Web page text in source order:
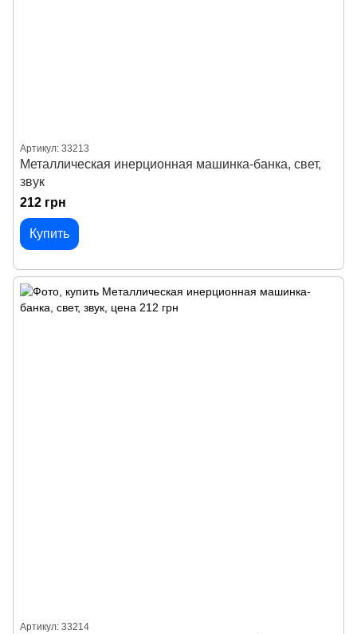
Артикул: 33213
Металлическая инерционная машинка-банка, свет,
звук
212 грн
Купить
Артикул: 33214